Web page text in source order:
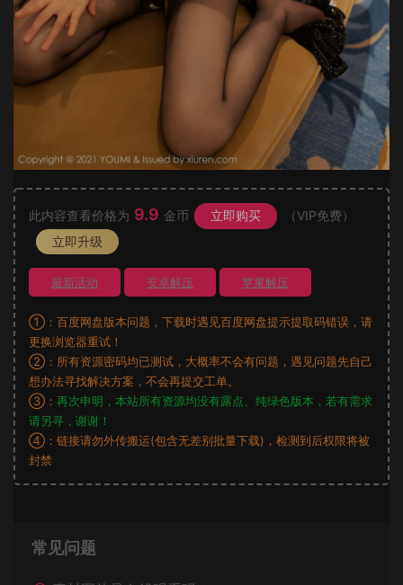
此内容查看价格为 9.9 金币 立即购买
（VIP免费）
立即升级
最新活动 安卓解压 苹果解压
①：百度网盘版本问题，下载时遇见百度网盘提示提取码错误，请
更换浏览器重试！
②：所有资源密码均已测试，大概率不会有问题，遇见问题先自己
想办法寻找解决方案，不会再提交工单。
③： 再次申明，本站所有资源均没有露点、纯绿色版本，若有需求
请另寻，谢谢！
④：链接请勿外传搬运(包含无差别批量下载)，检测到后权限将被
封禁
常见问题